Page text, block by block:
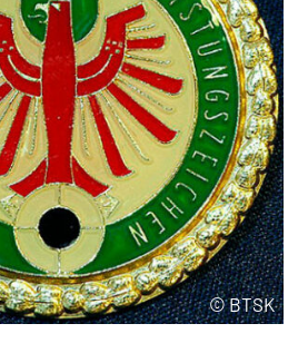
© BTSK